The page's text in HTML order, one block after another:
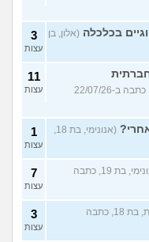
בכלכלה (אלון, בן
3
עצות
(אחת, בת 34, כתבה ב-22/07/26
11
עצות
1
עצות
(אנונימי, בת 19, כתבה
7
עצות
(אנונימית, בת 18, כתבה
3
עצות